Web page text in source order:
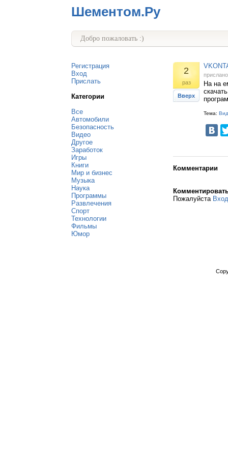
Шементом.Ру
Добро пожаловать :)
Регистрация
Вход
Прислать
Категории
Все
Автомобили
Безопасность
Видео
Другое
Заработок
Игры
Книги
Мир и бизнес
Музыка
Наука
Программы
Развлечения
Спорт
Технологии
Фильмы
Юмор
2
раз
Вверх
На на
Тема:
Комментарии
Пожалуйста Вход